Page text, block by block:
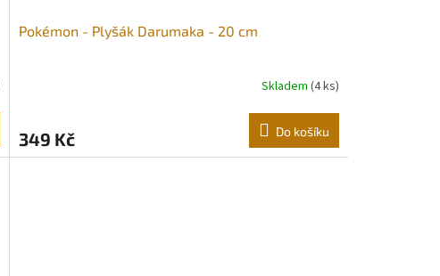
Pokémon - Plyšák Darumaka - 20 cm
Skladem (4 ks)
349 Kč Do košíku